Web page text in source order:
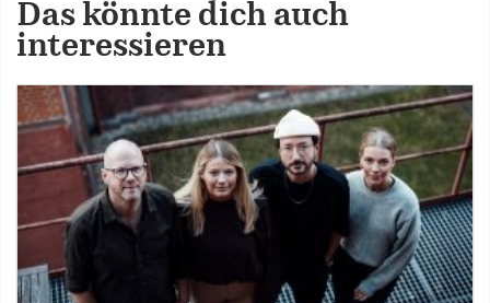
Das könnte dich auch
interessieren